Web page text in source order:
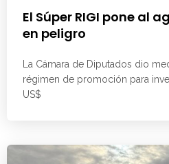
El Súper RIGI pone al
en peligro
La Cámara de Diputados dio
régimen de promoción para
US$